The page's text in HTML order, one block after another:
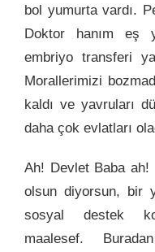
bol yumurta vardı.
Doktor hanım eş
embriyo transferi
Morallerimizi
kaldı ve yavruları
daha çok evlatları
Ah! Devlet Baba ah!
olsun diyorsun, bir
sosyal destek
maalesef.